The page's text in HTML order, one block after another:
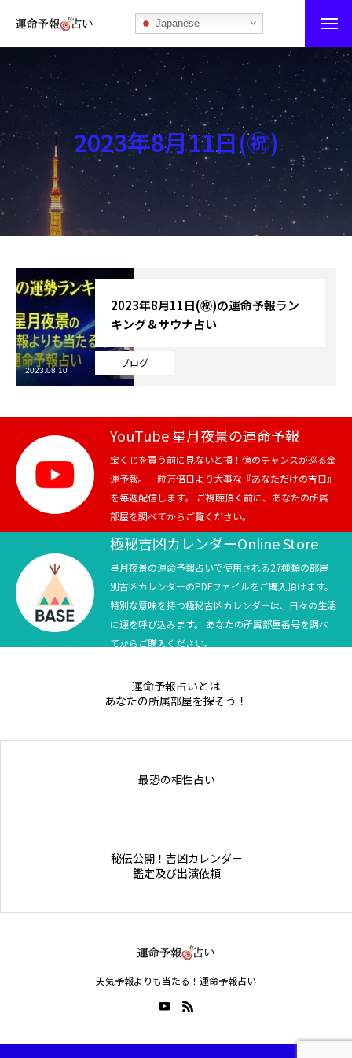
Japanese
運命予報占い
運命予報占いとは
あなたの所属部屋を探そう！
最恐の相性占い
秘伝公開！吉凶カレンダー
記事カテゴリー
ブログ
お知らせ
テニス
スポーツ
競馬
テニス四大大会・五輪
テニス四大大会・五輪
2023年8月11日(㊗)
ブログ
2023年8月11日(㊗)の運命予報ラン
キング＆サウナ占い
2023.08.10
YouTube 星月夜景の運命予報
宝くじを買う前に見ないと損！億のチャンスが巡る金
運予報。一粒万倍日より大事な『あなただけの吉日』
を毎週配信します。 ご視聴頂く前に、あなたの所属
部屋を調べてからご覧ください。
極秘吉凶カレンダーOnline Store
星月夜景の運命予報占いで使用される27種類の部屋
別吉凶カレンダーのPDFファイルをご購入頂けます。
特別な意味を持つ極秘吉凶カレンダーは、日々の生活
に運を呼び込みます。 あなたの所属部屋番号を調べ
てからご購入ください。
運命予報占いとは
あなたの所属部屋を探そう！
最恐の相性占い
秘伝公開！吉凶カレンダー
鑑定及び出演依頼
天気予報よりも当たる！運命予報占い